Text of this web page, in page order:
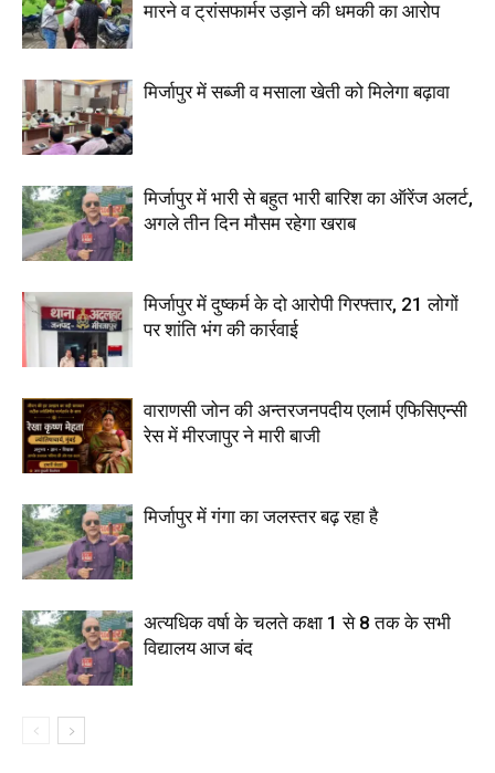
मारने व ट्रांसफार्मर उड़ाने की धमकी का आरोप
मिर्जापुर में सब्जी व मसाला खेती को मिलेगा बढ़ावा
मिर्जापुर में भारी से बहुत भारी बारिश का ऑरेंज अलर्ट,
अगले तीन दिन मौसम रहेगा खराब
मिर्जापुर में दुष्कर्म के दो आरोपी गिरफ्तार, 21 लोगों
पर शांति भंग की कार्रवाई
वाराणसी जोन की अन्तरजनपदीय एलार्म एफिसिएन्सी
रेस में मीरजापुर ने मारी बाजी
मिर्जापुर में गंगा का जलस्तर बढ़ रहा है
अत्यधिक वर्षा के चलते कक्षा 1 से 8 तक के सभी
विद्यालय आज बंद